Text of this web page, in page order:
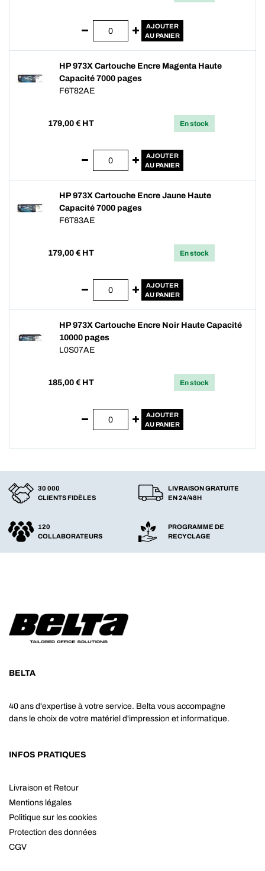
AJOUTER
AU PANIER
HP 973X Cartouche Encre Magenta Haute
Capacité 7000 pages
F6T82AE
179,00 € HT En stock
AJOUTER
AU PANIER
HP 973X Cartouche Encre Jaune Haute
Capacité 7000 pages
F6T83AE
179,00 € HT En stock
AJOUTER
AU PANIER
HP 973X Cartouche Encre Noir Haute Capacité
10000 pages
L0S07AE
185,00 € HT En stock
AJOUTER
AU PANIER
30 000
CLIENTS FIDÈLES
LIVRAISON GRATUITE
EN 24/48H
120
COLLABORATEURS
PROGRAMME DE
RECYCLAGE
BELTA
40 ans d'expertise à votre service. Belta vous accompagne
dans le choix de votre matériel d'impression et informatique.
INFOS PRATIQUES
Livraison et Retour
Mentions légales
Politique sur les cookies
Protection des données
CGV